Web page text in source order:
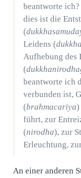
beantworte
dies ist die
(
Leidens (
Aufhebung des
(
beantworte ich
verbunden ist,
(brahmacariya)
führt, zur
(nirodha), zur
Erleuchtung,
An einer anderen